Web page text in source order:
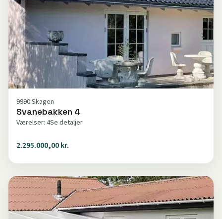
9990 Skagen
Svanebakken 4
Værelser: 4Se detaljer
2.295.000,00 kr.